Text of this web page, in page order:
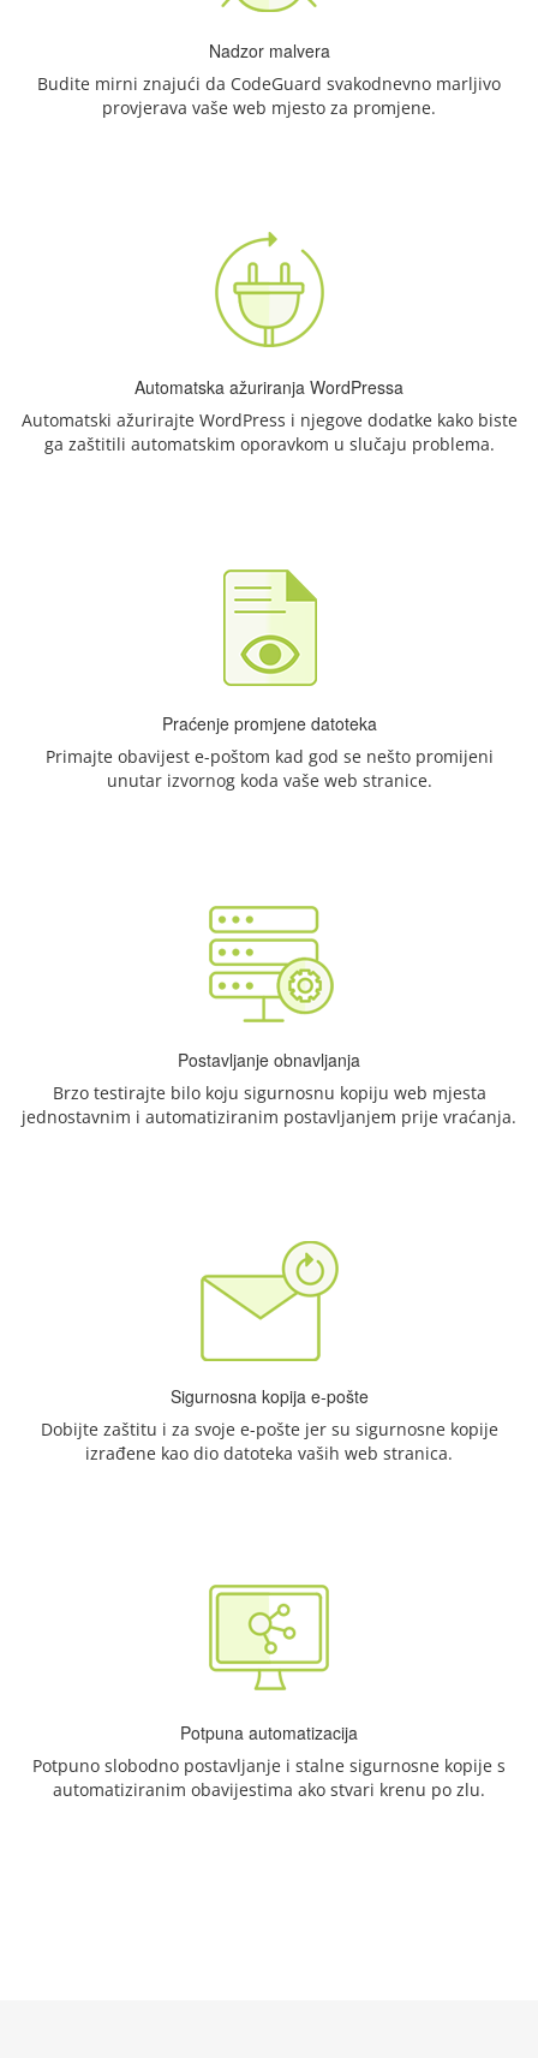
Nadzor malvera
Budite mirni znajući da CodeGuard svakodnevno marljivo
provjerava vaše web mjesto za promjene.
Automatska ažuriranja WordPressa
Automatski ažurirajte WordPress i njegove dodatke kako biste
ga zaštitili automatskim oporavkom u slučaju problema.
Praćenje promjene datoteka
Primajte obavijest e-poštom kad god se nešto promijeni
unutar izvornog koda vaše web stranice.
Postavljanje obnavljanja
Brzo testirajte bilo koju sigurnosnu kopiju web mjesta
jednostavnim i automatiziranim postavljanjem prije vraćanja.
Sigurnosna kopija e-pošte
Dobijte zaštitu i za svoje e-pošte jer su sigurnosne kopije
izrađene kao dio datoteka vaših web stranica.
Potpuna automatizacija
Potpuno slobodno postavljanje i stalne sigurnosne kopije s
automatiziranim obavijestima ako stvari krenu po zlu.